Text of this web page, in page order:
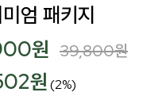
엄 패키지
원 39,800원
원(2%)